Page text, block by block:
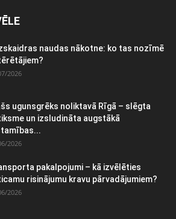
naudas nākotne: ko tas nozīmē
2026
ugunsgrēks noliktavā Rīgā – slēgta
un izsludināta augstākā
2026
pakalpojumi – kā izvēlēties
risinājumu kravu pārvadājumiem?
2026